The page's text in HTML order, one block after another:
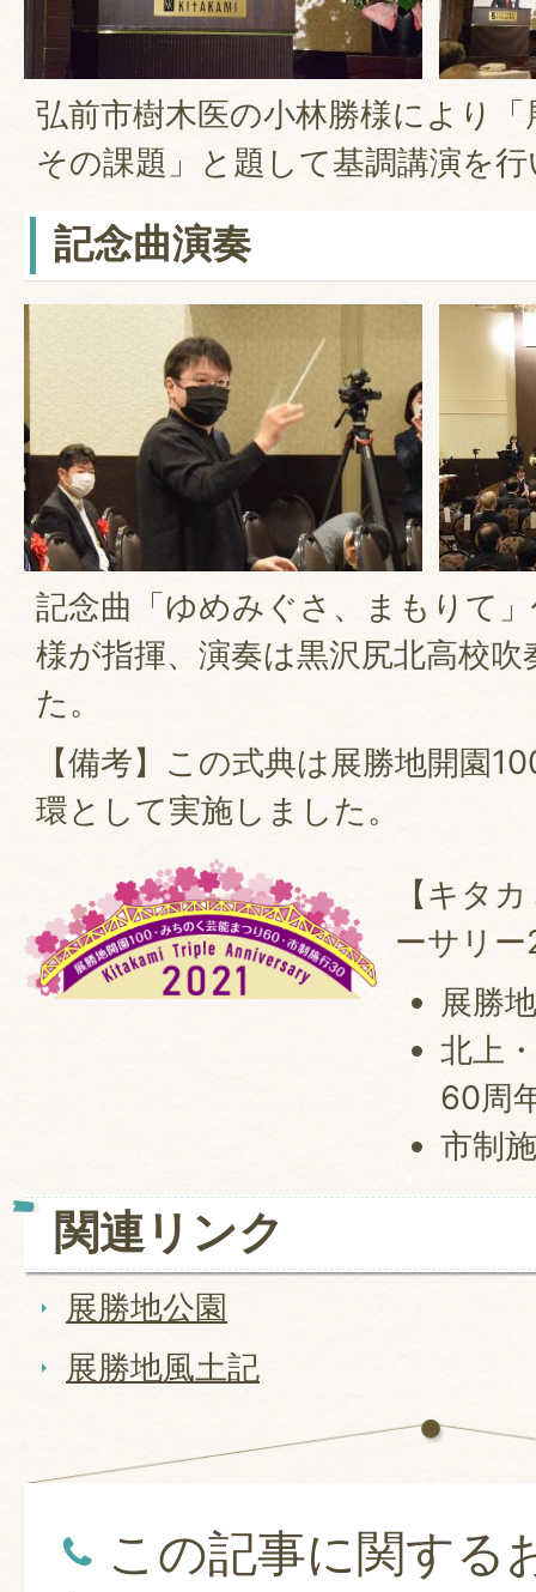
弘前市樹木医の小林勝様により
その課題」と題して基調講演を
記念曲演奏
記念曲「ゆめみぐさ、まもりて
様が指揮、演奏は黒沢尻北高校
た。
【備考】この式典は展勝地開園
環として実施しました。
【キタ
ーサリ
展勝
北上
60周
市制
関連リンク
展勝地公園
展勝地風土記
この記事に関する